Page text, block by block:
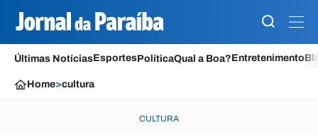
Últimas NotíciasEsportesPolíticaQual a Boa?Entretenimento
Home>cultura
CULTURA